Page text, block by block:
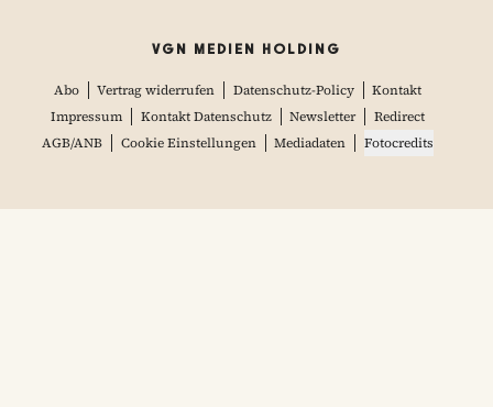
VGN MEDIEN HOLDING
Abo Vertrag widerrufen Datenschutz-Policy
Kontakt
Impressum
Kontakt Datenschutz Newsletter
Redirect
AGB/ANB
Cookie Einstellungen Mediadaten Fotocredits